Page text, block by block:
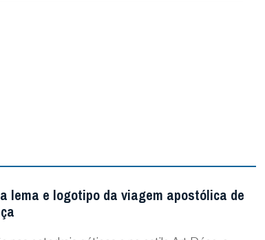
lema e logotipo da viagem apostólica de